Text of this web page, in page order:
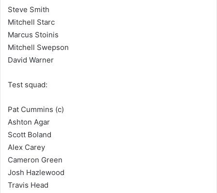
Steve Smith
Mitchell Starc
Marcus Stoinis
Mitchell Swepson
David Warner
Test squad:
Pat Cummins (c)
Ashton Agar
Scott Boland
Alex Carey
Cameron Green
Josh Hazlewood
Travis Head